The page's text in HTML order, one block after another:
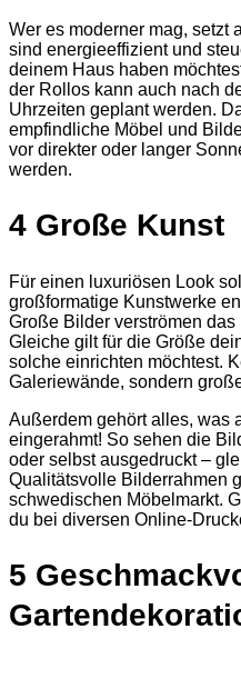
Wer es moderner mag, setzt
sind energieeffizient und
deinem Haus haben
der Rollos kann auch nach
Uhrzeiten geplant werden.
empfindliche Möbel und
vor direkter oder langer
werden.
4 Große Kunst
Für einen luxuriösen Look
großformatige Kunstwerke
Große Bilder verströmen
Gleiche gilt für die Größe
solche einrichten möchtest.
Galeriewände, sondern
Außerdem gehört alles, was
eingerahmt! So sehen die
oder selbst ausgedruckt –
Qualitätsvolle Bilderrahmen
schwedischen Möbelmarkt.
du bei diversen Online-
5